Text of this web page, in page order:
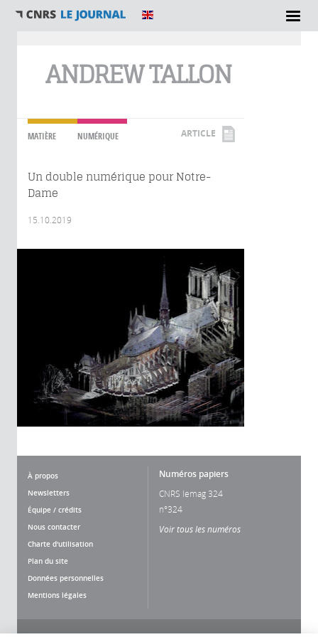
ANDREW TALLON
MATIÈRE NUMÉRIQUE ARTICLE
Un double numérique pour Notre-
Dame
15.10.2019
À propos
Newsletters
Équipe / crédits
Nous contacter
Charte d'utilisation
Plan du site
Données personnelles
Mentions légales
Numéros papiers
CNRS lemag 324
n°324
Voir tous les numéros